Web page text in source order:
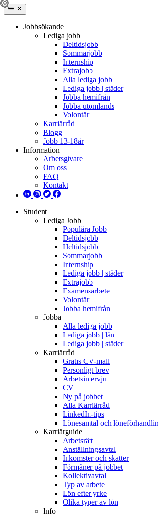
Jobbsökande
Lediga jobb
Deltidsjobb
Sommarjobb
Internship
Extrajobb
Alla lediga jobb
Lediga jobb | städer
Jobba hemifrån
Jobba utomlands
Volontär
Karriärråd
Blogg
Jobb 13-18år
Information
Arbetsgivare
Om oss
FAQ
Kontakt
Student
Lediga Jobb
Populära Jobb
Deltidsjobb
Heltidsjobb
Sommarjobb
Internship
Lediga jobb | städer
Extrajobb
Examensarbete
Volontär
Jobba hemifrån
Jobba
Alla lediga jobb
Lediga jobb | län
Lediga jobb | städer
Karriärråd
Gratis CV-mall
Personligt brev
Arbetsintervju
CV
Ny på jobbet
Alla Karriärråd
LinkedIn-tips
Lönesamtal och
Karriärguide
Arbetsrätt
Anställningsavtal
Inkomster och skatter
Förmåner på jobbet
Kollektivavtal
Typ av arbete
Lön efter yrke
Olika typer av lön
Info